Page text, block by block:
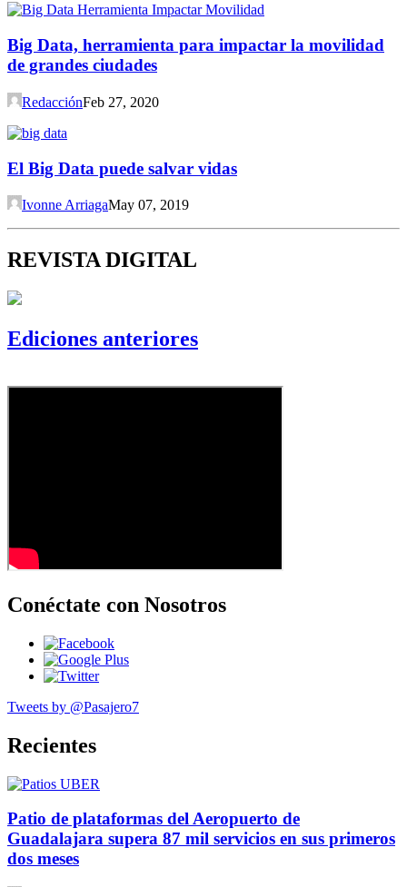
Big Data, herramienta para impactar la movilidad
de grandes ciudades
RedacciónFeb 27, 2020
El Big Data puede salvar vidas
Ivonne ArriagaMay 07, 2019
REVISTA DIGITAL
Ediciones anteriores
Conéctate con Nosotros
Tweets by @Pasajero7
Recientes
Patio de plataformas del Aeropuerto de
Guadalajara supera 87 mil servicios en sus primeros
dos meses